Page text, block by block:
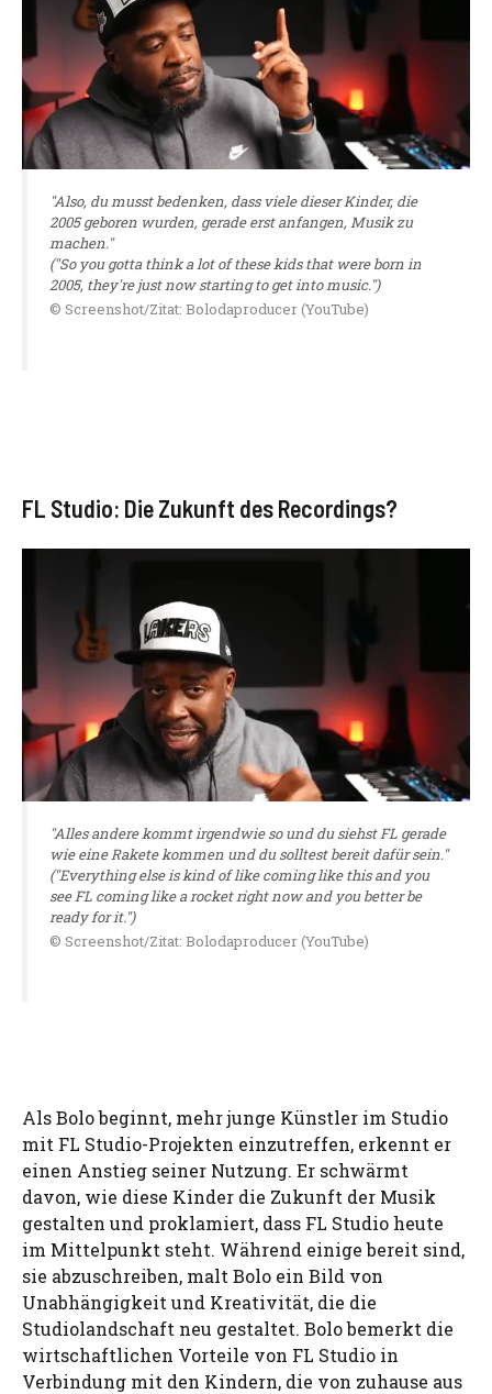
"Also, du musst bedenken, dass viele dieser Kinder, die
2005 geboren wurden, gerade erst anfangen, Musik zu
machen."
("So you gotta think a lot of these kids that were born in
2005, they're just now starting to get into music.")
© Screenshot/Zitat: Bolodaproducer (YouTube)
FL Studio: Die Zukunft des Recordings?
"Alles andere kommt irgendwie so und du siehst FL gerade
wie eine Rakete kommen und du solltest bereit dafür sein."
("Everything else is kind of like coming like this and you
see FL coming like a rocket right now and you better be
ready for it.")
© Screenshot/Zitat: Bolodaproducer (YouTube)
Als Bolo beginnt, mehr junge Künstler im Studio
mit FL Studio-Projekten einzutreffen, erkennt er
einen Anstieg seiner Nutzung. Er schwärmt
davon, wie diese Kinder die Zukunft der Musik
gestalten und proklamiert, dass FL Studio heute
im Mittelpunkt steht. Während einige bereit sind,
sie abzuschreiben, malt Bolo ein Bild von
Unabhängigkeit und Kreativität, die die
Studiolandschaft neu gestaltet. Bolo bemerkt die
wirtschaftlichen Vorteile von FL Studio in
Verbindung mit den Kindern, die von zuhause aus